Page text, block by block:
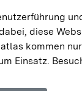
Folie
Folie
{{{body}}}
Barrierefreiheit
diese
kommen
Einsatz.